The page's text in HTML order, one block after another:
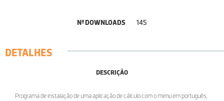
Nº DOWNLOADS 145
DETALHES
DESCRIÇÃO
Programa de instalação de uma aplicação de cálculo com o menu em português,